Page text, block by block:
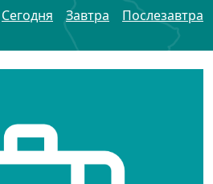
Сегодня Завтра Послезавтра